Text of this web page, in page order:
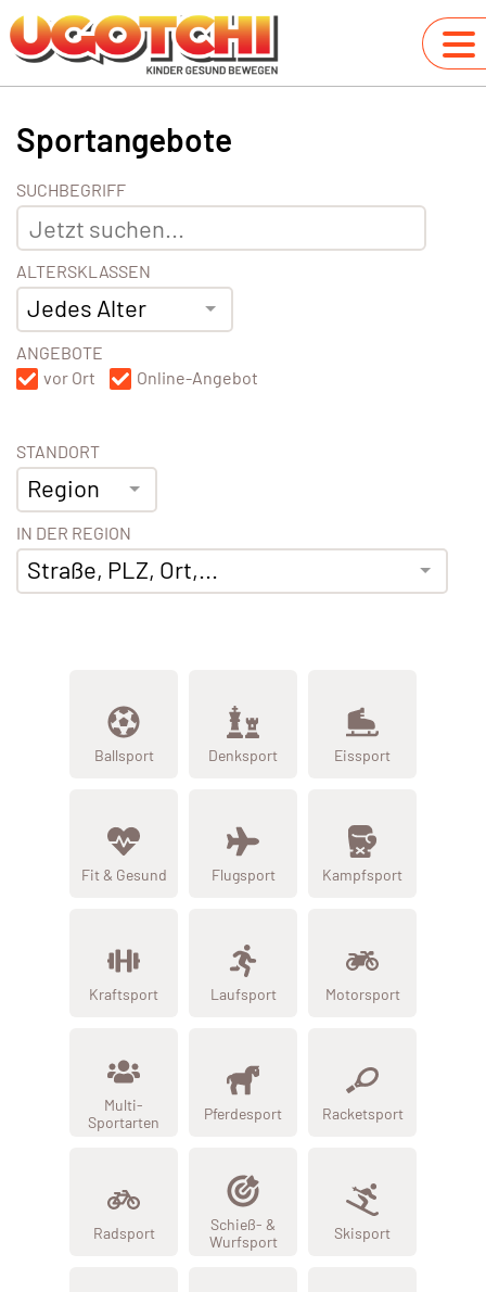
Sportangebote
SUCHBEGRIFF
ALTERSKLASSEN
Jedes Alter
ANGEBOTE
vor Ort
Online-Angebot
STANDORT
Region
IN DER REGION
Straße, PLZ, Ort,...
Ballsport Denksport Eissport
Fit & Gesund Flugsport Kampfsport
Kraftsport Laufsport Motorsport
Multi-
Sportarten
Pferdesport Racketsport
Radsport
Schieß- &
Wurfsport
Skisport